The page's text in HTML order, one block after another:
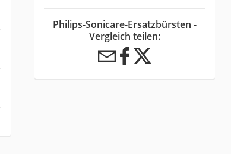
Philips-Sonicare-Ersatzbürsten -
Vergleich teilen: